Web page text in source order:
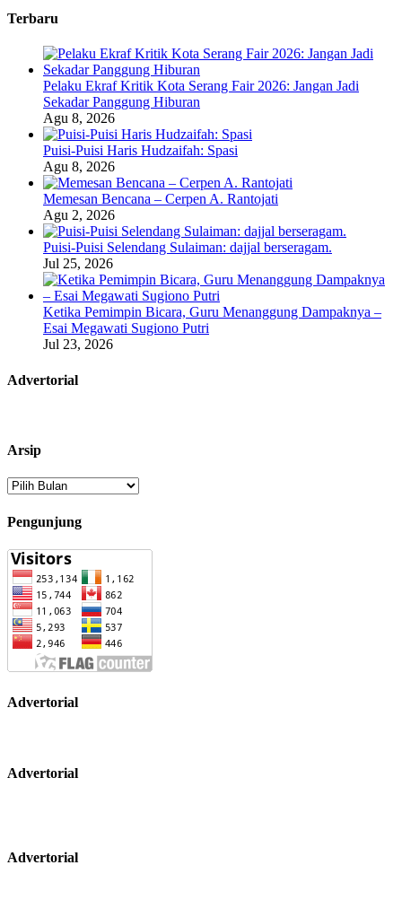
Terbaru
Pelaku Ekraf Kritik Kota Serang Fair 2026: Jangan Jadi
Sekadar Panggung Hiburan
Agu 8, 2026
Puisi-Puisi Haris Hudzaifah: Spasi
Agu 8, 2026
Memesan Bencana – Cerpen A. Rantojati
Agu 2, 2026
Puisi-Puisi Selendang Sulaiman: dajjal berseragam.
Jul 25, 2026
Ketika Pemimpin Bicara, Guru Menanggung Dampaknya –
Esai Megawati Sugiono Putri
Jul 23, 2026
Advertorial
Arsip
Arsip
Pengunjung
Advertorial
Advertorial
Advertorial